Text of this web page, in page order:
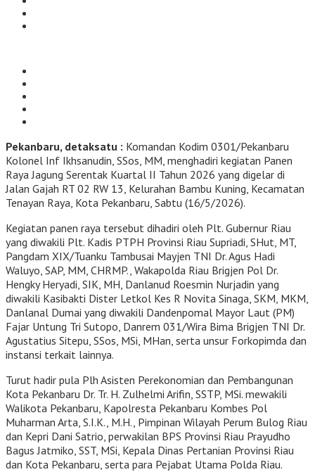
Pekanbaru, detaksatu : Komandan Kodim 0301/Pekanbaru
Kolonel Inf Ikhsanudin, SSos, MM, menghadiri kegiatan Panen
Raya Jagung Serentak Kuartal II Tahun 2026 yang digelar di
Jalan Gajah RT 02 RW 13, Kelurahan Bambu Kuning, Kecamatan
Tenayan Raya, Kota Pekanbaru, Sabtu (16/5/2026).
Kegiatan panen raya tersebut dihadiri oleh Plt. Gubernur Riau
yang diwakili Plt. Kadis PTPH Provinsi Riau Supriadi, SHut, MT,
Pangdam XIX/Tuanku Tambusai Mayjen TNI Dr. Agus Hadi
Waluyo, SAP, MM, CHRMP., Wakapolda Riau Brigjen Pol Dr.
Hengky Heryadi, SIK, MH, Danlanud Roesmin Nurjadin yang
diwakili Kasibakti Dister Letkol Kes R Novita Sinaga, SKM, MKM,
Danlanal Dumai yang diwakili Dandenpomal Mayor Laut (PM)
Fajar Untung Tri Sutopo, Danrem 031/Wira Bima Brigjen TNI Dr.
Agustatius Sitepu, SSos, MSi, MHan, serta unsur Forkopimda dan
instansi terkait lainnya.
Turut hadir pula Plh Asisten Perekonomian dan Pembangunan
Kota Pekanbaru Dr. Tr. H. Zulhelmi Arifin, SSTP, MSi. mewakili
Walikota Pekanbaru, Kapolresta Pekanbaru Kombes Pol
Muharman Arta, S.I.K., M.H., Pimpinan Wilayah Perum Bulog Riau
dan Kepri Dani Satrio, perwakilan BPS Provinsi Riau Prayudho
Bagus Jatmiko, SST, MSi, Kepala Dinas Pertanian Provinsi Riau
dan Kota Pekanbaru, serta para Pejabat Utama Polda Riau.